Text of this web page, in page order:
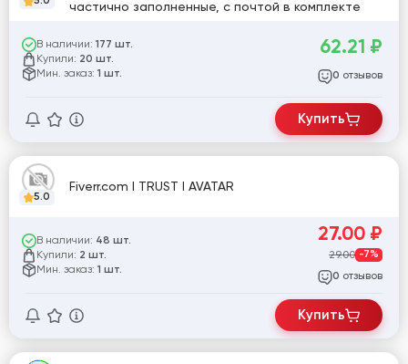
частично заполненные, с почтой в комплекте
В наличии: 177 шт.
Купили: 20 шт.
Мин. заказ: 1 шт.
62.21 ₽
0 отзывов
Купить
5.0
Fiverr.com I TRUST I AVATAR
В наличии: 48 шт.
Купили: 2 шт.
Мин. заказ: 1 шт.
27.00 ₽
29.00 -7%
0 отзывов
Купить